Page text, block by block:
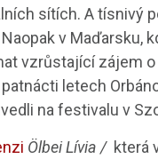
sítích. A tísnivý
v Maďarsku,
vzrůstající zájem o
letech
na festivalu v
Ölbei Lívia / která